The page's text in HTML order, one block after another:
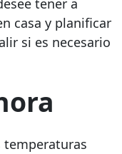
tener a
casa y planificar
si es necesario
temperaturas